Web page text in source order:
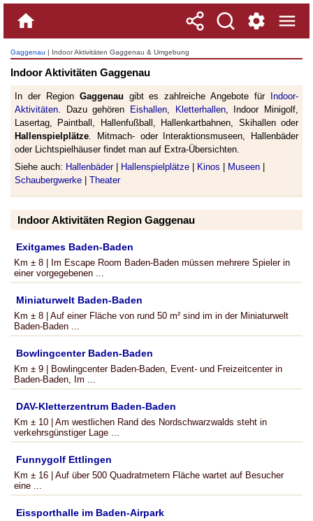
Gaggenau | Indoor Aktivitäten Gaggenau & Umgebung
Indoor Aktivitäten Gaggenau
In der Region Gaggenau gibt es zahlreiche Angebote für
Indoor-
Aktivitäten. Dazu gehören Eishallen, Kletterhallen, Indoor Minigolf,
Lasertag, Paintball, Hallenfußball, Hallenkartbahnen, Skihallen oder
Hallenspielplätze. Mitmach- oder Interaktionsmuseen, Hallenbäder
oder Lichtspielhäuser findet man auf Extra-Übersichten.
Siehe auch: Hallenbäder| Hallenspielplätze Kinos Museen
Schaubergwerke
Theater
Indoor Aktivitäten Region Gaggenau
Exitgames Baden-Baden
Km ± 8 | Im Escape Room Baden-Baden müssen mehrere Spieler in
einer vorgegebenen ...
Miniaturwelt Baden-Baden
Km ± 8 | Auf einer Fläche von rund 50 m² sind im in der Miniaturwelt
Baden-Baden ...
Bowlingcenter Baden-Baden
Km ± 9 | Bowlingcenter Baden-Baden, Event- und Freizeitcenter in
Baden-Baden, Im ...
DAV-Kletterzentrum Baden-Baden
Km ± 10 | Am westlichen Rand des Nordschwarzwalds steht in
verkehrsgünstiger Lage ...
Funnygolf Ettlingen
Km ± 16 | Auf über 500 Quadratmetern Fläche wartet auf Besucher
eine ...
Eissporthalle im Baden-Airpark